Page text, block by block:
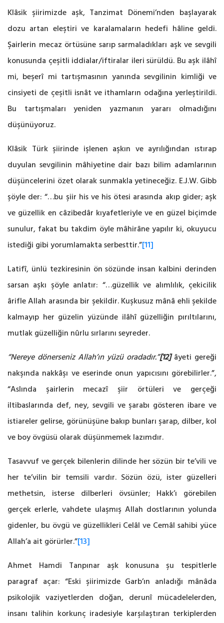
Klâsik şiirimizde aşk, Tanzimat Dönemi’nden başlayarak
dozu artan ‎eleştiri ve karalamaların hedefi hâline geldi.
Şairlerin mecaz örtüsüne sarıp sarmaladıkları aşk ‎ve sevgili
konusunda çeşitli iddialar/iftiralar ileri sürüldü. Bu aşk ilâhî
mi, beşerî mi ‎tartışmasının yanında sevgilinin kimliği ve
cinsiyeti de çeşitli isnât ve ithamların odağına ‎yerleştirildi.
Bu tartışmaları yeniden yazmanın yararı olmadığını
düşünüyoruz. ‎
Klâsik Türk şiirinde işlenen aşkın ve ayrılığından ıstırap
duyulan sevgilinin mâhiyetine ‎dair bazı bilim adamlarının
düşüncelerini özet olarak sunmakla yetineceğiz. E.J.W. Gibb
şöyle ‎der: “…bu şiir his ve his ötesi arasında akıp gider; aşk
ve güzellik en câzibedâr kıyafetleriyle ‎ve en güzel biçimde
sunulur, fakat bu takdim öyle mâhirâne yapılır ki, okuyucu
istediği gibi ‎yorumlamakta serbesttir.”[11]
Latifî, ünlü tezkiresinin ön sözünde insan kalbini derinden
sarsan aşkı şöyle anlatır: “…güzellik ve alımlılık, çekicilik
‎ârifle Allah arasında bir şekildir. Kuşkusuz mânâ ehli şekilde
kalmayıp her güzelin yüzünde ‎ilâhî güzelliğin pırıltılarını,
mutlak güzelliğin nûrlu sırlarını seyreder.
“Nereye dönerseniz ‎Allah’ın yüzü oradadır.”[12]âyeti gereği
nakşında nakkâşı ve eserinde onun yapıcısını ‎görebilirler.”,
“Aslında şairlerin mecazî şiir örtüleri ve gerçeği
iltibaslarında def, ney, sevgili ve ‎şarabı gösteren ibare ve
istiareler gelirse, görünüşüne bakıp bunları şarap, dilber, kol
ve boy ‎övgüsü olarak düşünmemek lazımdır.
Tasavvuf ve gerçek bilenlerin dilinde her sözün bir te’vili ‎ve
her te’vilin bir temsili vardır. Sözün özü, ister güzelleri
methetsin, isterse dilberleri övsünler; ‎Hakk’ı görebilen
gerçek erlerle, vahdete ulaşmış Allah dostlarının yolunda
gidenler, bu övgü ‎ve güzellikleri Celâl ve Cemâl sahibi yüce
Allah’a ait görürler.”[13]
Ahmet Hamdi Tanpınar aşk konusuna şu tespitlerle
paragraf açar: “Eski şiirimizde Garb’ın anladığı mânâda
psikolojik ‎vaziyetlerden doğan, derunî mücadelelerden,
insanı talihin korkunç iradesiyle karşılaştıran ‎terkiplerden